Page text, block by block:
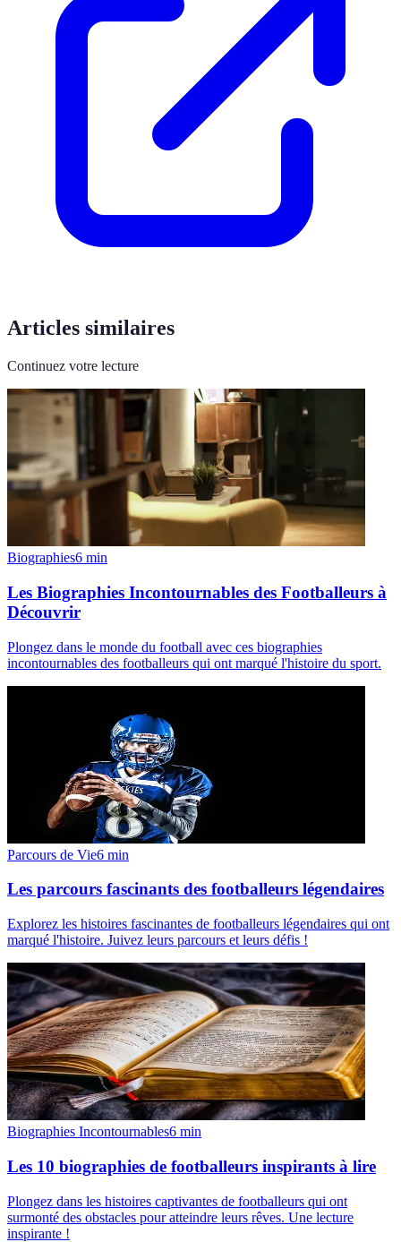
Articles similaires
Continuez votre lecture
Biographies6 min
Les Biographies Incontournables des Footballeurs à
Découvrir
Plongez dans le monde du football avec ces biographies
incontournables des footballeurs qui ont marqué l'histoire du sport.
Parcours de Vie6 min
Les parcours fascinants des footballeurs légendaires
Explorez les histoires fascinantes de footballeurs légendaires qui ont
marqué l'histoire. Juivez leurs parcours et leurs défis !
Biographies Incontournables6 min
Les 10 biographies de footballeurs inspirants à lire
Plongez dans les histoires captivantes de footballeurs qui ont
surmonté des obstacles pour atteindre leurs rêves. Une lecture
inspirante !